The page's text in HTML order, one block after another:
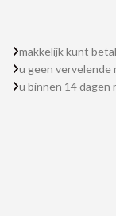
makkelijk kunt
u geen vervelende
u binnen 14 dagen